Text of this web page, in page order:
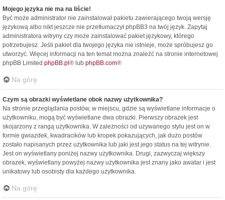
Mojego języka nie ma na liście!
Być może administrator nie zainstalował pakietu zawierającego twoją wersję
językową albo nikt jeszcze nie przetłumaczył phpBB3 na twój język. Zapytaj
administratora witryny czy może zainstalować pakiet językowy, którego
potrzebujesz. Jeśli pakiet dla twojego języka nie istnieje, może spróbujesz go
utworzyć. Więcej informacji na ten temat można znaleźć na stronie internetowej
phpBB Limited phpBB.pl ® lub phpBB.com®
Na górę
Czym są obrazki wyświetlane obok nazwy użytkownika?
Na stronie przeglądania postów, w miejscu, gdzie są wyświetlane informacje o
użytkowniku, mogą być wyświetlane dwa obrazki. Pierwszy obrazek jest
skojarzony z rangą użytkownika. W zależności od używanego stylu jest on w
formie gwiazdek, kwadracików lub kropek pokazujących, jak dużo postów
zostało napisanych przez użytkownika lub jaki jest jego status na tej witrynie.
Jest on wyświetlany poniżej nazwy użytkownika. Drugi, zazwyczaj większy
obrazek, wyświetlany powyżej nazwy użytkownika jest znany jako awatar i jest
unikatowy lub osobisty dla każdego użytkownika.
Na górę